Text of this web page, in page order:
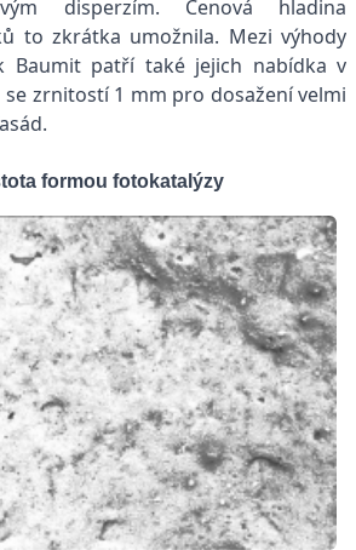
disperzím. Cenová hladina
to zkrátka umožnila. Mezi výhody
Baumit patří také jejich nabídka v
zrnitostí 1 mm pro dosažení velmi
formou fotokatalýzy